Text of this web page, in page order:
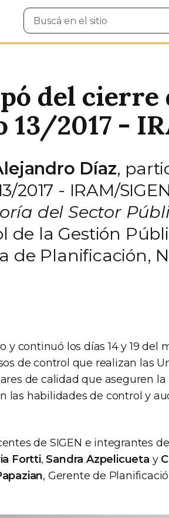
Buscar
en
del cierre
2017 -
Díaz,
- IRAM/
del Sector
la Gestión
de Planificación,
y continuó los días 14 y 19 del
de control que realizan las
de calidad que aseguren la
las habilidades de control y
de SIGEN e integrantes
Fortti,Sandra Azpelicueta y
, Gerente de